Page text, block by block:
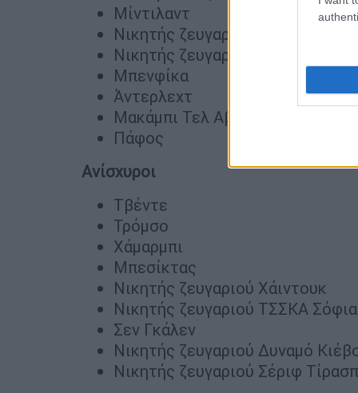
Μίντιλαντ
Νικητής ζευγαριού Φερεντσβάρος
Νικητής ζευγαριού Καραμπάγκ
Μπενφίκα
Άντερλεχτ
Μακάμπι Τελ Αβίβ
Πάφος
Ανίσχυροι
Τβέντε
Τρόμσο
Χάμαρμπι
Μπεσίκτας
Νικητής ζευγαριού Χάιντουκ
Νικητής ζευγαριού ΤΣΣΚΑ
Σεν Γκάλεν
Νικητής ζευγαριού Δυναμό
Νικητής ζευγαριού Σέριφ